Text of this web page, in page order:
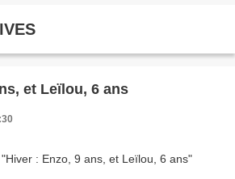
et Leïlou, 6 ans